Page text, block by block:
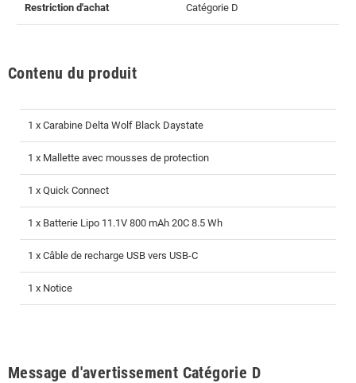
Restriction d'achat Catégorie D
Contenu du produit
1 x Carabine Delta Wolf Black Daystate
1 x Mallette avec mousses de protection
1 x Quick Connect
1 x Batterie Lipo 11.1V 800 mAh 20C 8.5 Wh
1 x Câble de recharge USB vers USB-C
1 x Notice
Message d'avertissement Catégorie D